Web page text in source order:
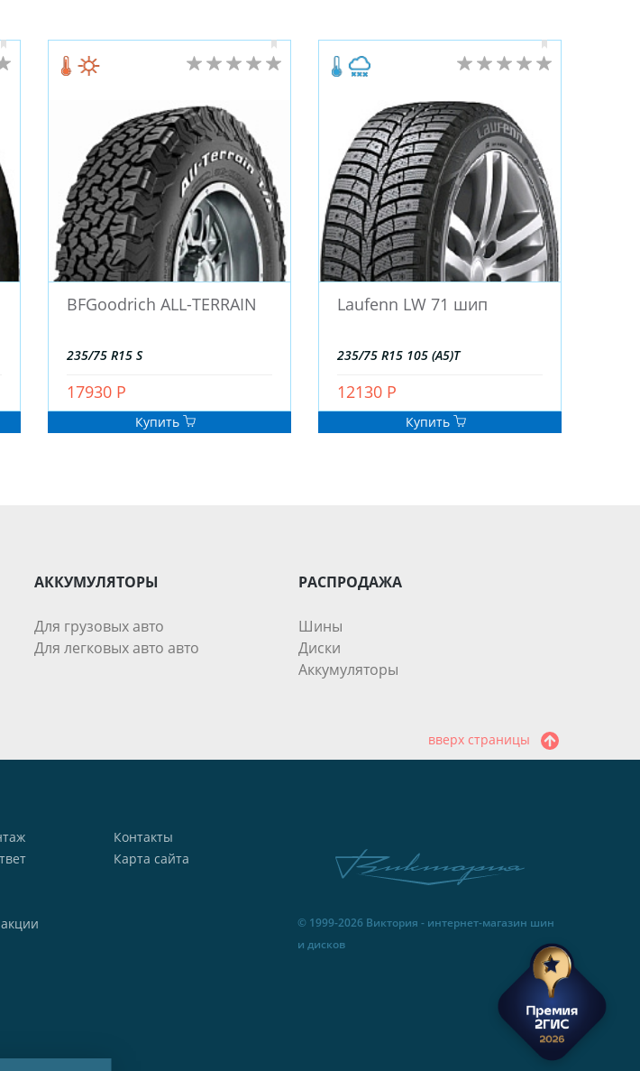
BFGoodrich ALL-TERRAIN
235/75 R15 S
17930 Р
Купить
Laufenn LW 71 шип
235/75 R15 105 (A5)T
12130 Р
Купить
АККУМУЛЯТОРЫ
Для грузовых авто
Для легковых авто авто
РАСПРОДАЖА
Шины
Диски
Аккумуляторы
вверх страницы
Контакты
Карта сайта
© 1999-2026 Виктория - интернет-магазин шин
и дисков